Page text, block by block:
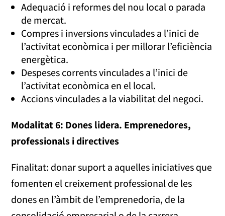
Adequació i reformes del nou local o parada
de mercat.
Compres i inversions vinculades a l’inici de
l’activitat econòmica i per millorar l’eficiència
energètica.
Despeses corrents vinculades a l’inici de
l’activitat econòmica en el local.
Accions vinculades a la viabilitat del negoci.
Modalitat 6: Dones lidera. Emprenedores,
professionals i directives
Finalitat: donar suport a aquelles iniciatives que
fomenten el creixement professional de les
dones en l’àmbit de l’emprenedoria, de la